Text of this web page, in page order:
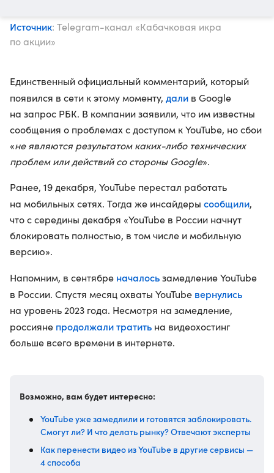
Источник: Telegram-канал «Кабачковая икра
по акции»
Единственный официальный комментарий, который
появился в сети к этому моменту, дали в Google
на запрос РБК. В компании заявили, что им известны
сообщения о проблемах с доступом к YouTube, но сбои
«не являются результатом каких-либо технических
проблем или действий со стороны Google».
Ранее, 19 декабря, YouTube перестал работать
на мобильных сетях. Тогда же инсайдеры сообщили,
что с середины декабря «YouTube в России начнут
блокировать полностью, в том числе и мобильную
версию».
Напомним, в сентябре началосьзамедление YouTube
в России. Спустя месяц охваты YouTube вернулись
на уровень 2023 года. Несмотря на замедление,
россияне продолжали тратить на видеохостинг
больше всего времени в интернете.
Возможно, вам будет интересно:
YouTube уже замедлили и готовятся заблокировать.
Смогут ли? И что делать рынку? Отвечают эксперты
Как перенести видео из YouTube в другие сервисы —
4 способа